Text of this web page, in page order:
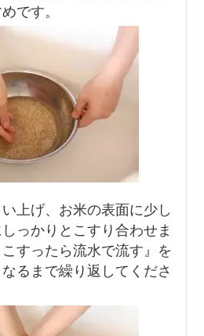
です。
上げ、お米の表面に少し
っかりとこすり合わせま
すったら流水で流す』を
るまで繰り返してくださ